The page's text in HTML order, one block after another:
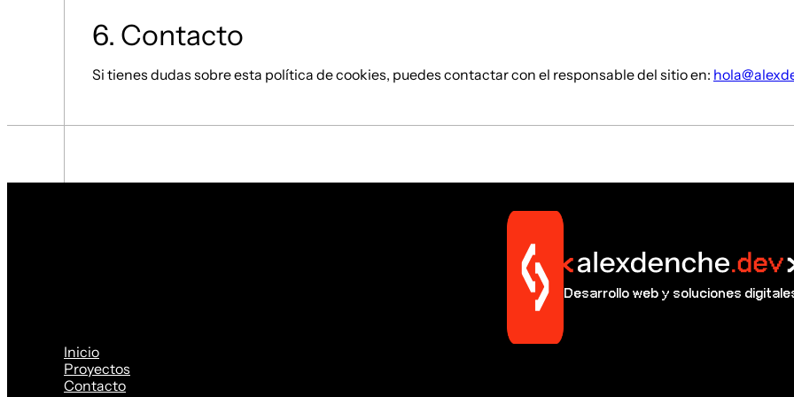
6. Contacto
Si tienes dudas sobre esta política de cookies, puedes contactar con el responsable del sitio en:
Desarrollo web y soluciones
Inicio
Proyectos
Contacto